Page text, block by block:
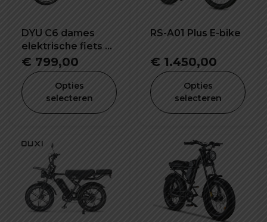
DYU C6 dames
elektrische fiets nu
met gratis slot
€ 799,00
Opties
selecteren
RS-A01 Plus E-bike
€ 1.450,00
Opties
selecteren